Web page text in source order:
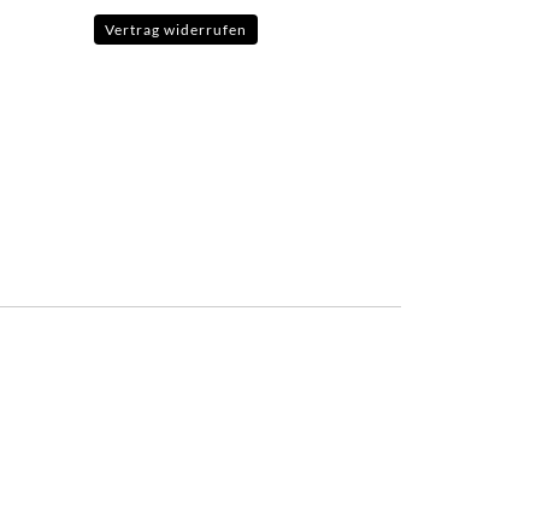
Vertrag widerrufen